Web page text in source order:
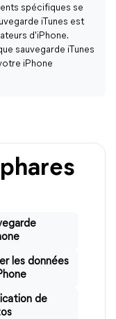
spécifiques se
iTunes est
d'iPhone.
sauvegarde iTunes
iPhone
les données
de